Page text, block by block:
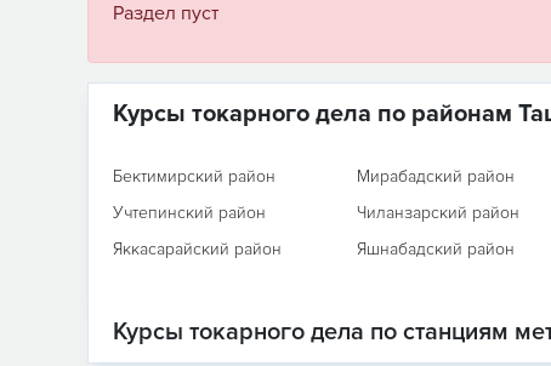
Раздел пуст
Курсы токарного дела по районам
Бектимирский район Мирабадский район
Учтепинский район
Чиланзарский район
Яккасарайский район
Яшнабадский район
Курсы токарного дела по станциям